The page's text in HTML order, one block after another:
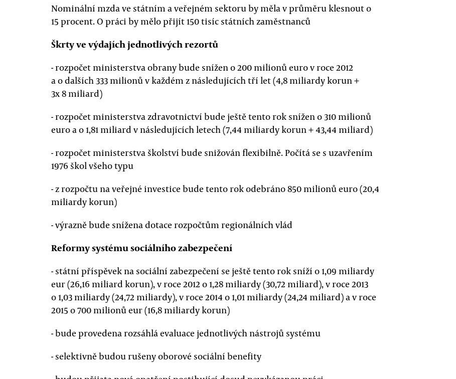
Nominální mzda ve státním a veřejném sektoru by měla v průměru klesnout o
15 procent. O práci by mělo přijít 150 tisíc státních zaměstnanců
Škrty ve výdajích jednotlivých rezortů
- rozpočet ministerstva obrany bude snížen o 200 milionů euro v roce 2012
a o dalších 333 milionů v každém z následujících tří let (4,8 miliardy korun +
3x 8 miliard)
- rozpočet ministerstva zdravotnictví bude ještě tento rok snížen o 310 milionů
euro a o 1,81 miliard v následujících letech (7,44 miliardy korun + 43,44 miliard)
- rozpočet ministerstva školství bude snižován flexibilně. Počítá se s uzavřením
1976 škol všeho typu
- z rozpočtu na veřejné investice bude tento rok odebráno 850 milionů euro (20,4
miliardy korun)
- výrazně bude snížena dotace rozpočtům regionálních vlád
Reformy systému sociálního zabezpečení
- státní příspěvek na sociální zabezpečení se ještě tento rok sníží o 1,09 miliardy
eur (26,16 miliard korun), v roce 2012 o 1,28 miliardy (30,72 miliard), v roce 2013
o 1,03 miliardy (24,72 miliardy), v roce 2014 o 1,01 miliardy (24,24 miliard) a v roce
2015 o 700 milionů eur (16,8 miliardy korun)
- bude provedena rozsáhlá evaluace jednotlivých nástrojů systému
- selektivně budou rušeny oborové sociální benefity